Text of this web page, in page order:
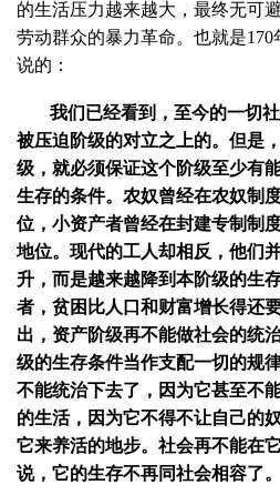
的生活压力越来越大，最终无可
劳动群众的暴力革命。也就是
说的：
我们已经看到，至今的一切
被压迫阶级的对立之上的。但是
级，就必须保证这个阶级至少有
生存的条件。农奴曾经在农奴制
位，小资产者曾经在封建专制制
地位。现代的工人却相反，他们
升，而是越来越降到本阶级的生
者，贫困比人口和财富增长得还
出，资产阶级再不能做社会的统
级的生存条件当作支配一切的规
不能统治下去了，因为它甚至不
的生活，因为它不得不让自己的
它来养活的地步。社会再不能在
说，它的生存不再同社会相容了。